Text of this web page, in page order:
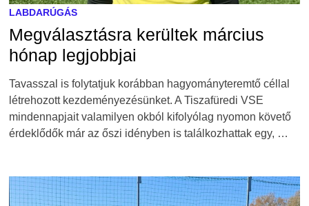
LABDARÚGÁS
Megválasztásra kerültek március
hónap legjobbjai
Tavasszal is folytatjuk korábban hagyományteremtő céllal
létrehozott kezdeményezésünket. A Tiszafüredi VSE
mindennapjait valamilyen okból kifolyólag nyomon követő
érdeklődők már az őszi idényben is találkozhattak egy, …